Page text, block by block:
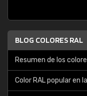
BLOG COLORES RAL
Resumen de los
Color RAL popular en